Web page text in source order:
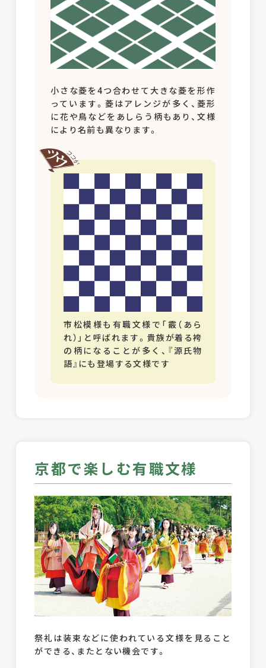
小さな菱を4つ合わせて大きな菱を形作
っています。菱はアレンジが多く、菱形
に花や鳥などをあしらう柄もあり、文様
により名前も異なります。
市松模様も有職文様で「霰（あら
れ）」と呼ばれます。貴族が着る袴
の柄になることが多く、『源氏物
語』にも登場する文様です
京都で楽しむ有職文様
祭礼は装束などに使われている文様を見ること
ができる、またとない機会です。